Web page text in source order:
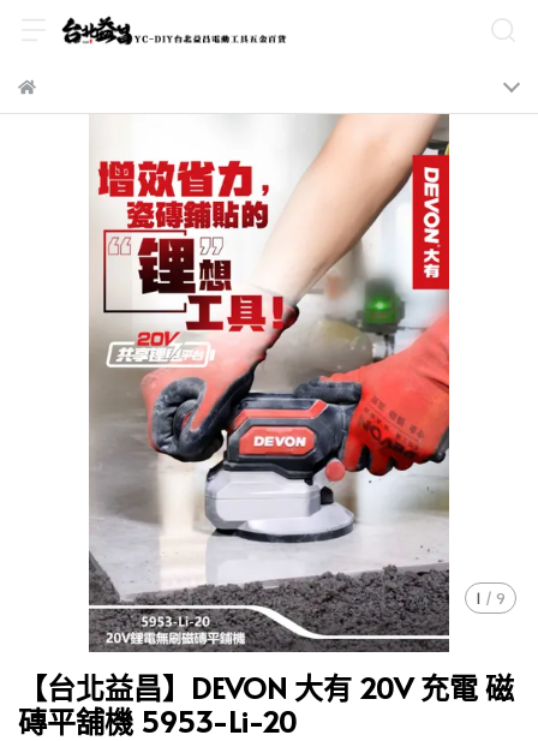
1 / 9
【台北益昌】DEVON 大有 20V 充電 磁
磚平舖機 5953-Li-20